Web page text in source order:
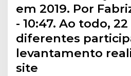
em 2019. Por
- 10:47. Ao todo,
diferentes
levantamento
site